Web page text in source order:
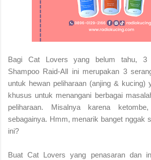
Bagi Cat Lovers yang belum tahu, 3
Shampoo Raid-All ini merupakan 3
untuk hewan peliharaan (anjing & kucing)
khusus untuk menangani berbagai
peliharaan. Misalnya karena
sebagainya. Hmm, menarik banget nggak
ini?
Buat Cat Lovers yang penasaran dan